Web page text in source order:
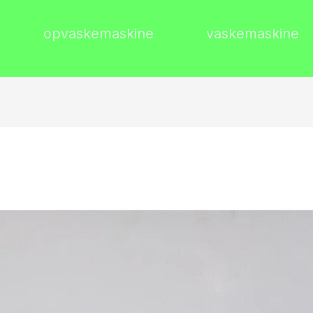
opvaskemaskine vaskemaskine